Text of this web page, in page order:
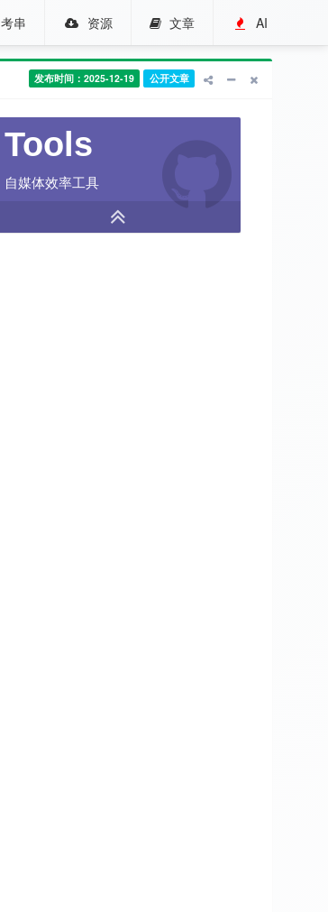
考串 资源 文章 AI
发布时间：2025-12-19 公开文章
Tools
自媒体效率工具